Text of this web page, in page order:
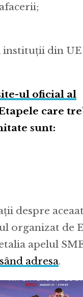
instituții din
ul oficial al
care
sunt:
despre
organizat de
apelul
adresa.